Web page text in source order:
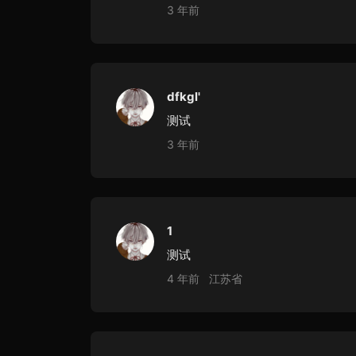
3 年前
dfkgl'
测试
3 年前
1
测试
4 年前 江苏省